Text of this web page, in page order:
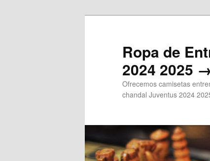
Ropa de
2024 2025
Ofrecemos camisetas
chandal Juventus 2024